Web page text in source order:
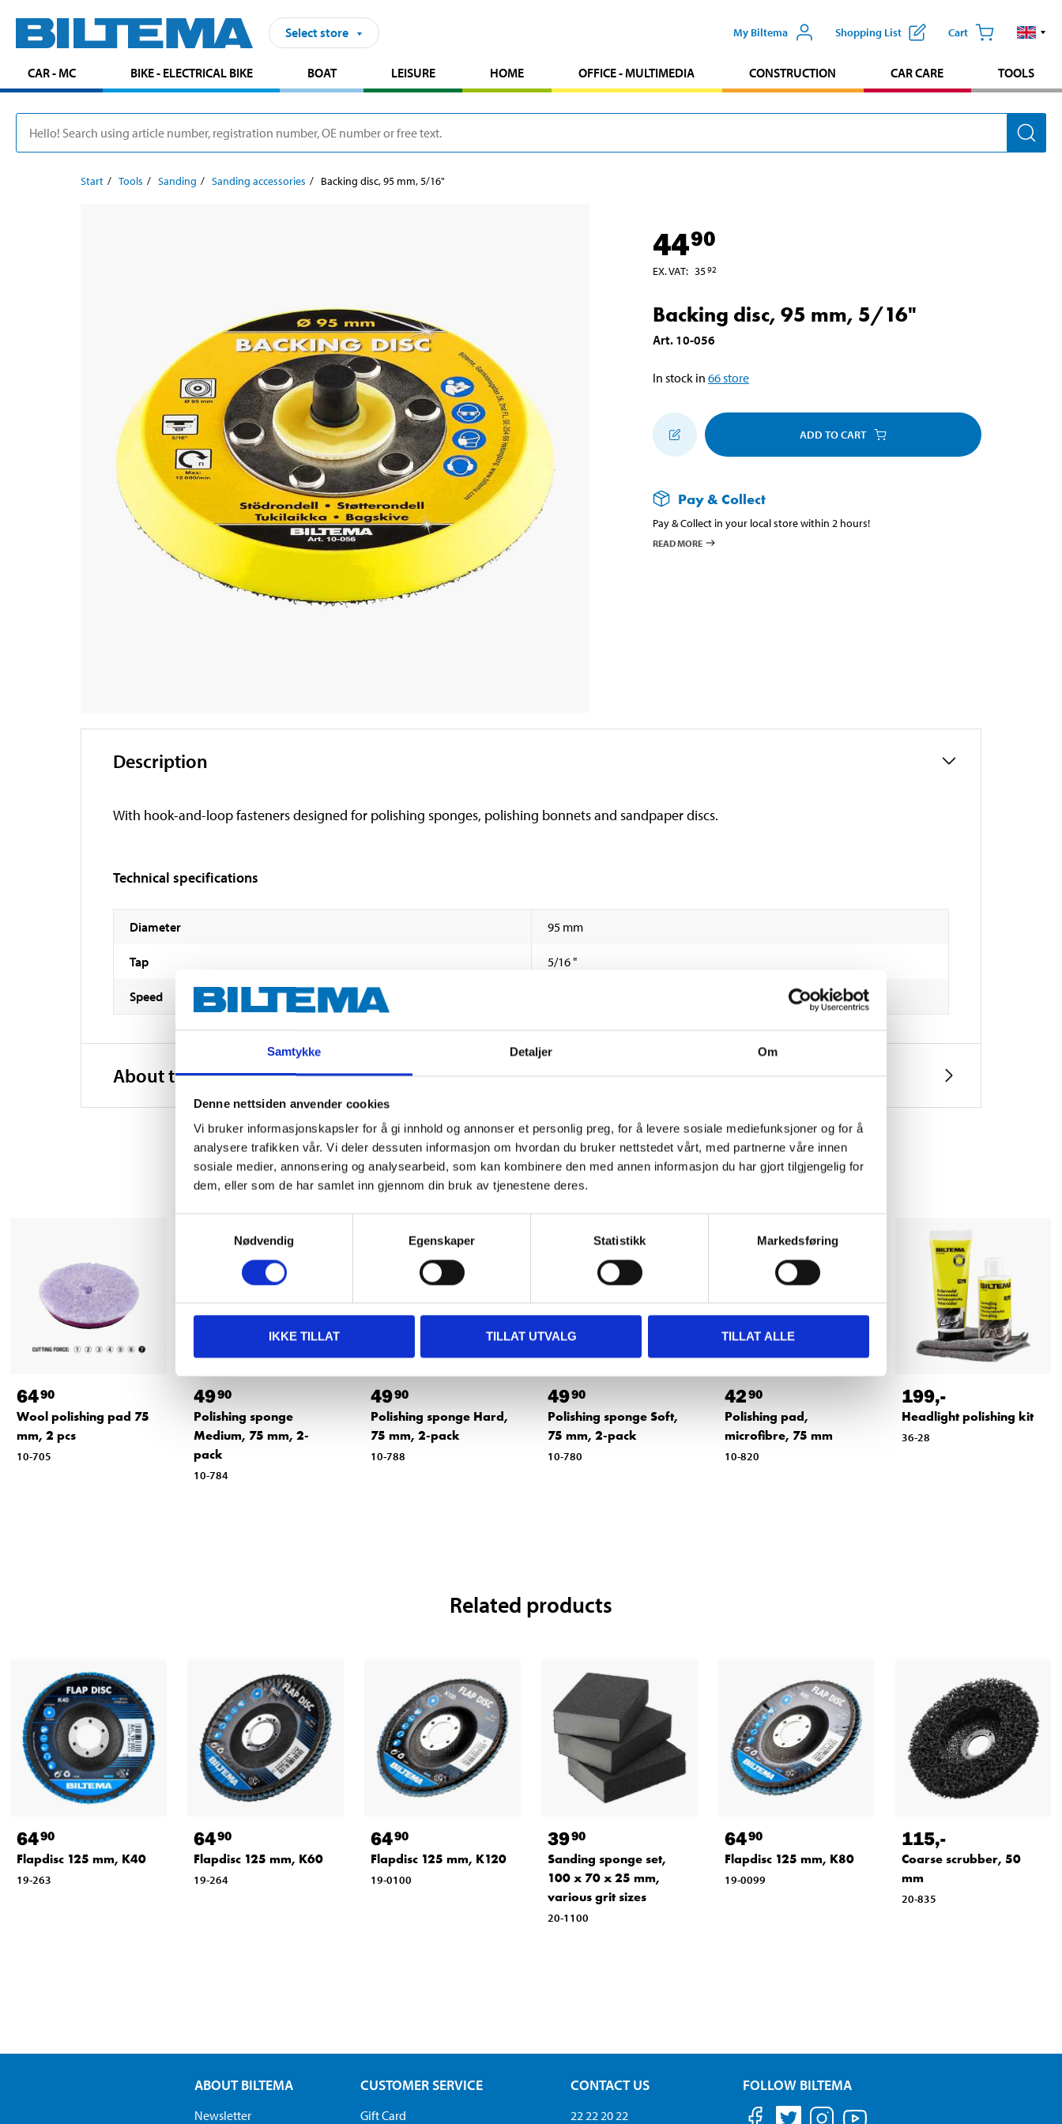
Samtykke Detaljer Om
Denne nettsiden anvender cookies
Vi bruker informasjonskapsler for å gi innhold og annonser et personlig preg, for å levere sosiale mediefunksjoner og for å
analysere trafikken vår. Vi deler dessuten informasjon om hvordan du bruker nettstedet vårt, med partnerne våre innen
sosiale medier, annonsering og analysearbeid, som kan kombinere den med annen informasjon du har gjort tilgjengelig for
dem, eller som de har samlet inn gjennom din bruk av tjenestene deres.
Nødvendig
Egenskaper Statistikk Markedsføring
IKKE TILLAT TILLAT UTVALG TILLAT ALLE
Select store My Biltema Shopping List Cart
CAR - MC BIKE - ELECTRICAL BIKE BOAT LEISURE HOME OFFICE - MULTIMEDIA CONSTRUCTION CAR CARE TOOLS
Start Tools Sanding Sanding accessories Backing disc, 95 mm, 5/16"
4490
EX. VAT: 3592
Backing disc, 95 mm, 5/16"
Art. 10-056
In stock in 66store
ADD TO CART
Pay & Collect
Pay & Collect in your local store within 2 hours!
READ MORE
Description
With hook-and-loop fasteners designed for polishing sponges, polishing bonnets and sandpaper discs.
Technical specifications
Diameter 95 mm
Tap 5/16 "
Speed
About the manufacturer
Other customers also bought
6490
Wool polishing pad 75
mm, 2 pcs
10-705
4990
Polishing sponge
Medium, 75 mm, 2-
pack
10-784
4990
Polishing sponge Hard,
75 mm, 2-pack
10-788
4990
Polishing sponge Soft,
75 mm, 2-pack
10-780
4290
Polishing pad,
microfibre, 75 mm
10-820
199,-
Headlight polishing kit
36-28
Related products
6490
Flapdisc 125 mm, K40
19-263
6490
Flapdisc 125 mm, K60
19-264
6490
Flapdisc 125 mm, K120
19-0100
3990
Sanding sponge set,
100 x 70 x 25 mm,
various grit sizes
20-1100
6490
Flapdisc 125 mm, K80
19-0099
115,-
Coarse scrubber, 50
mm
20-835
ABOUT BILTEMA
Newsletter
CUSTOMER SERVICE
Gift Card
CONTACT US
22 22 20 22
FOLLOW BILTEMA